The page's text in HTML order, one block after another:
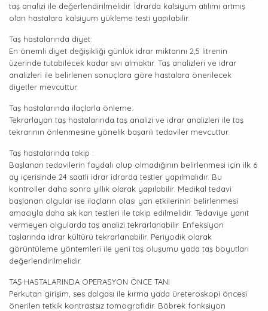
taş analizi ile değerlendirilmelidir. İdrarda kalsiyum atılımı artmış
olan hastalara kalsiyum yükleme testi yapılabilir.
Taş hastalarında diyet:
En önemli diyet değişikliği günlük idrar miktarını 2,5 litrenin
üzerinde tutabilecek kadar sıvı almaktır. Taş analizleri ve idrar
analizleri ile belirlenen sonuçlara göre hastalara önerilecek
diyetler mevcuttur.
Taş hastalarında ilaçlarla önleme:
Tekrarlayan taş hastalarında taş analizi ve idrar analizleri ile taş
tekrarının önlenmesine yönelik başarılı tedaviler mevcuttur.
Taş hastalarında takip :
Başlanan tedavilerin faydalı olup olmadığının belirlenmesi için ilk 6
ay içerisinde 24 saatli idrar idrarda testler yapılmalıdır. Bu
kontroller daha sonra yıllık olarak yapılabilir. Medikal tedavi
başlanan olgular ise ilaçların olası yan etkilerinin belirlenmesi
amacıyla daha sık kan testleri ile takip edilmelidir. Tedaviye yanıt
vermeyen olgularda taş analizi tekrarlanabilir. Enfeksiyon
taşlarında idrar kültürü tekrarlanabilir. Periyodik olarak
görüntüleme yöntemleri ile yeni taş oluşumu yada taş boyutları
değerlendirilmelidir.
TAŞ HASTALARINDA OPERASYON ÖNCE TANI
Perkutan girişim, ses dalgası ile kırma yada üreteroskopi öncesi
önerilen tetkik kontrastsız tomografidir. Böbrek fonksiyon